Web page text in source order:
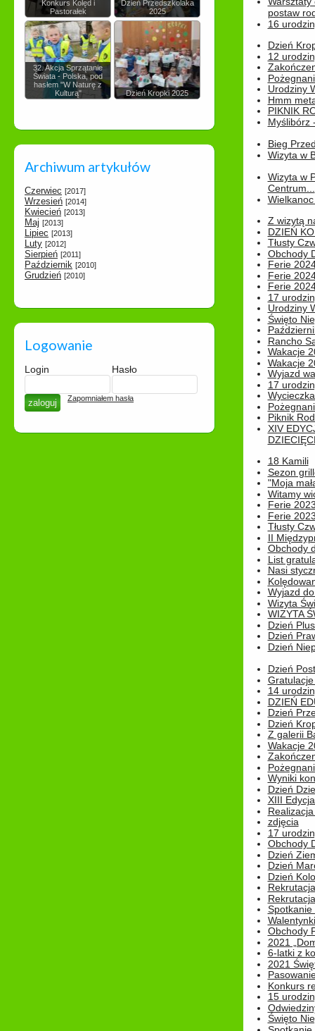
Konkurs Kolęd i
Pastorałek
Dzień Przedszkolaka
2025
32. Akcja Sprzątanie
Świata - Polska, pod
hasłem "W Naturę z
Kulturą"
Dzień Kropki 2025
Archiwum artykułów
Czerwiec [2017]
Wrzesień [2014]
Kwiecień [2013]
Maj [2013]
Lipiec [2013]
Luty [2012]
Sierpień [2011]
Październik [2010]
Grudzień [2010]
Logowanie
Login Hasło
Zapomniałem hasła
postaw
16
Dzień
12
Urodziny
Hmm
PIKNIK
Myślibórz
Bieg
Wizyta w
Wizyta w
Centrum...
Z wizytą
DZIEŃ
Tłusty
Obchody
Ferie
Ferie
Ferie
17
Urodziny
Święto
Rancho
Wakacje
Wakacje
Wyjazd
17
Piknik
XIV
18 Kamili
Sezon
"Moja
Witamy
Ferie
Ferie
Tłusty
II
Obchody
List
Nasi
Wyjazd
Wizyta
WIZYTA
Dzień
Dzień
Dzień
Dzień
14
DZIEŃ
Dzień
Dzień
Z galerii
Wakacje
Wyniki
Dzień
XIII
zdjęcia
17
Obchody
Dzień
Dzień
Dzień
Rekrutacja
Spotkanie
Obchody
2021
6-latki z
2021
Konkurs
15
Święto